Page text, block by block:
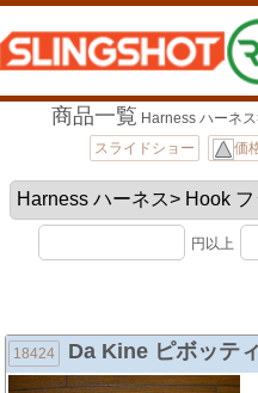
商品一覧 Harness ハーネ
スライドショー
価
円以上
18424 Da Kine ピボッテ